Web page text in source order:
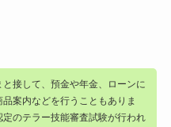
接して、預金や年金、ローンに
案内などを行うこともありま
のテラー技能審査試験が行われ